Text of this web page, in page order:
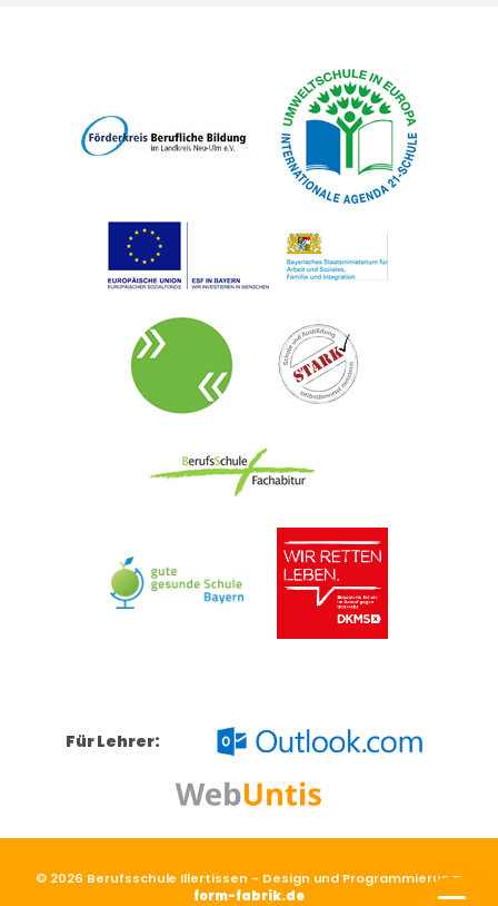
Für Lehrer:
© 2026 Berufsschule Illertissen - Design und Programmierung:
form-fabrik.de